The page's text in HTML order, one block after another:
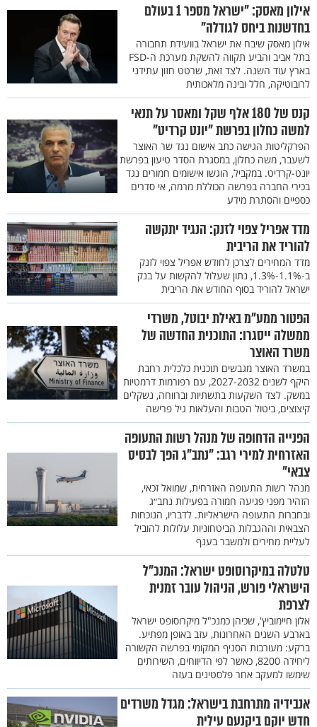
אילון מאסק: "ישראל מספר 1 בעולם
בחדשנות ביחס לגודלה"
אילון מאסק שיבח את ישראל בוועידת תחבורה
בתל אביב והביע תקווה להשקת מערכת ה-FSD
בארץ עוד השנה. לצד זאת, שרטט חזון עתידני
לרובוטיקה, חלל ובינה מלאכותית
קנס של 180 אלף שקל ומאסר על תנאי
למשה כחלון בפרשת "יונט קרדיט"
הפרקליטות הגישה כתב אישום נגד שר האוצר
לשעבר, משה כחלון, במסגרת הסדר טיעון בפרשת
יונט-קרדיט. במקביל, הוגשו אישומים חמורים נגד
בכירי החברה בפרשה הכוללת מרמה, אי סדרים
כספיים והסתרת מידע
מדד אפריל צפוי לזנק: הנגיד יתקשה
להוריד את הריבית
מדד המחירים לצרכן לחודש אפריל צפוי לזנק
ב-1.1%-1.3%, נתון שעלול להקשות על בנק
ישראל להוריד בסוף החודש את הריבית
הפטור ממע״מ באילת יבוטל, משרדי
ממשלה ייסגרו: התוכנית החדשה של
משרד האוצר
במשרד האוצר מגבשים תוכנית כלכלית רחבת
היקף לשנים 2027-2032, עם רפורמות דרמטיות
במשק. לצד השקעות בתשתיות וברווחה, נשקלים
קיצוצים, ביטול הטבות והעלאות גיל פרישה
הפנייה הדחופה של מנהל רשות התעופה
האזרחית למירי רגב: "נתב"ג הפך לבסיס
צבאי"
מנהל רשות התעופה האזרחית, שמואל זכאי,
הזהיר מפני פגיעה חמורה בפעילות נתב״ג
ובחברות התעופה הישראליות. לדבריו, הנוכחות
הצבאית וההגבלות הביטחוניות עלולות להוביל
לעליית מחירים ולמשבר בענף
טלטלה במיקרוסופט ישראל: המנכ״ל
הישראלי פורש, הניהול עובר זמנית
לצרפת
אלון חיימוביץ', שכיהן כמנכ"ל מיקרוסופט ישראל
בארבע השנים האחרונות, עזב באופן מפתיע.
ברקע: מעורבות הסניף המקומי בפרשה הקשורה
ליחידה 8200, כאשר לפי הדיווחים, השירותים
שימשו למעקב אחר פלסטינים בעזה
אנבידיה מתרחבת בישראל: מגדל משרדים
חדש יוקם ביקנעם עילית